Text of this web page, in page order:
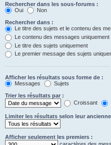
Rechercher dans les sous-forums :
Oui
Non
Rechercher dans :
Le titre des sujets et le contenu des
Le contenu des messages uniquement
Le titre des sujets uniquement
Le premier message des sujets
Afficher les résultats sous forme de :
Messages
Sujets
Trier les résultats par :
Croissant
Limiter les résultats selon leur
Afficher seulement les premiers :